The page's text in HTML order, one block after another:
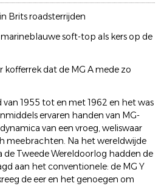
Brits roadsterrijden
soft-top als kers op de
dat de MG A mede zo
1955 tot en met 1962 en het was
ervaren handen van MG-
van een vroeg, weliswaar
meebrachten. Na het wereldwijde
de Tweede Wereldoorlog hadden de
aan het conventionele: de MG Y
de eer en het genoegen om